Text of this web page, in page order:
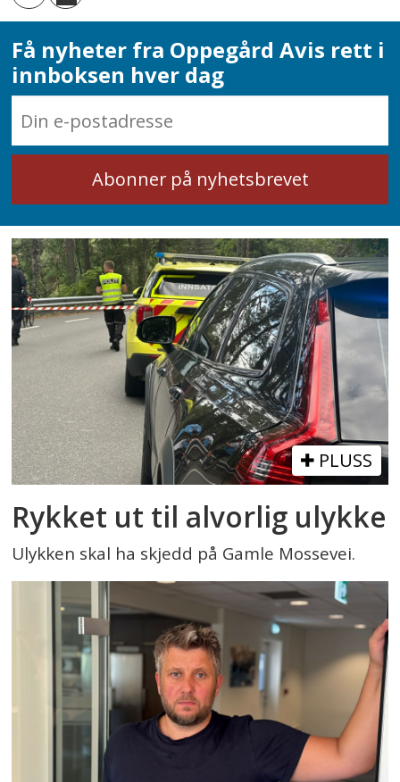
Få nyheter fra Oppegård Avis rett i
innboksen hver dag
PLUSS
Rykket ut til alvorlig ulykke
Ulykken skal ha skjedd på Gamle Mossevei.